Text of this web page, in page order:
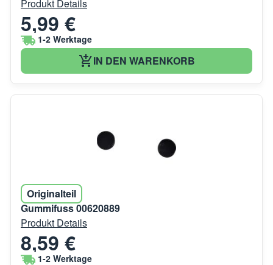
Produkt Details
5,99 €
1-2 Werktage
IN DEN WARENKORB
Originalteil
Gummifuss 00620889
Produkt Details
8,59 €
1-2 Werktage